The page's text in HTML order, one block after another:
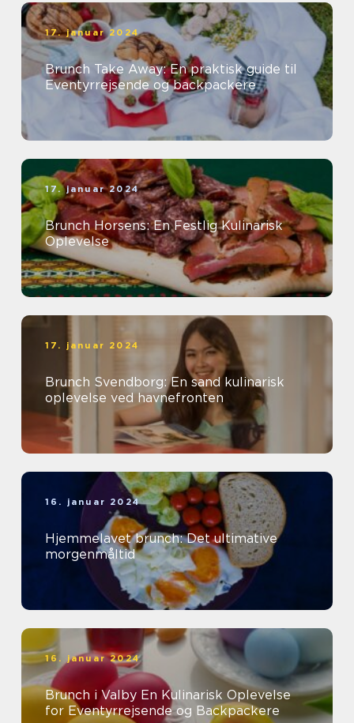
17. januar 2024
Brunch Take Away: En praktisk guide til
Eventyrrejsende og backpackere
17. januar 2024
Brunch Horsens: En Festlig Kulinarisk
Oplevelse
17. januar 2024
Brunch Svendborg: En sand kulinarisk
oplevelse ved havnefronten
16. januar 2024
Hjemmelavet brunch: Det ultimative
morgenmåltid
16. januar 2024
Brunch i Valby En Kulinarisk Oplevelse
for Eventyrrejsende og Backpackere